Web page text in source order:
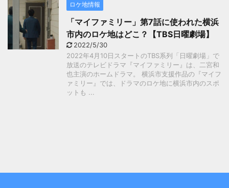
ロケ地情報
「マイファミリー」第7話に使われた横浜
市内のロケ地はどこ？【TBS日曜劇場】
2022/5/30
2022年4月10日スタートのTBS系列「日曜劇場」で
放送のテレビドラマ『マイファミリー』は、二宮和
也主演のホームドラマ。 横浜市支援作品の『マイフ
ァミリー』では、ドラマのロケ地に横浜市内のスポ
ットも ...